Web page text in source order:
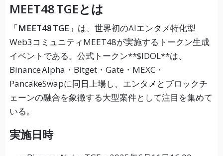
MEET48 TGEとは
「MEET48 TGE 」は、世界初のAIエンタメ特化型
Web3コミュニティMEET48が実施するトークン生成
イベントである。公式トークン**$IDOL**は、
Binance Alpha・Bitget・Gate・MEXC・
PancakeSwapに同日上場し、エンタメとブロックチ
ェーンの融合を象徴する大型案件として注目を集めて
いる。
実施日時